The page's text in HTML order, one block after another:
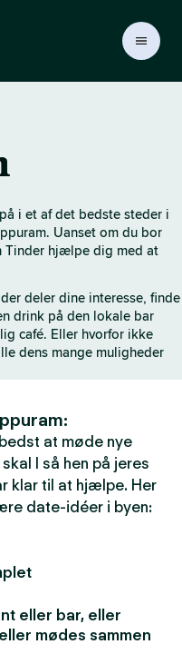
i et af det bedste steder i
Uanset om du bor
Tinder hjælpe dig med at
deler dine interesse, finde
drink på den lokale bar
café. Eller hvorfor ikke
dens mange muligheder
at møde nye
I så hen på jeres
klar til at hjælpe. Her
date-idéer i byen:
eller bar, eller
mødes sammen